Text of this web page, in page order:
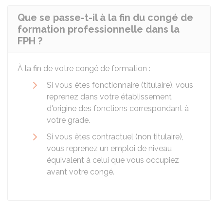
Que se passe-t-il à la fin du congé de
formation professionnelle dans la
FPH ?
À la fin de votre congé de formation :
Si vous êtes fonctionnaire (titulaire), vous
reprenez dans votre établissement
d'origine des fonctions correspondant à
votre grade.
Si vous êtes contractuel (non titulaire),
vous reprenez un emploi de niveau
équivalent à celui que vous occupiez
avant votre congé.